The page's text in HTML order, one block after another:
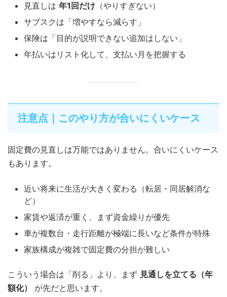
見直しは 年1回だけ （やりすぎない）
サブスクは「増やすなら減らす」
保険は「目的が説明できない追加はしない」
年払いはリスト化して、支払い月を把握する
注意点｜このやり方が合いにくいケース
固定費の見直しは万能ではありません。合いにくいケース
もあります。
近い将来に生活が大きく変わる（転居・同居解消な
ど）
家賃や返済が重く、まず資金繰りが優先
車が複数台・走行距離が極端に長いなど条件が特殊
家族構成が複雑で固定費の分担が難しい
こういう場合は「削る」より、まず 見通しを立てる（年
額化）
が先だと思います。